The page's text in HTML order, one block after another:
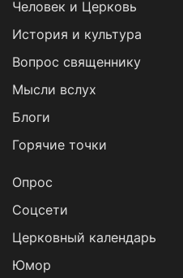
Человек и Церковь
История и культура
Вопрос священнику
Мысли вслух
Блоги
Горячие точки
Опрос
Cоцсети
Церковный календарь
Юмор